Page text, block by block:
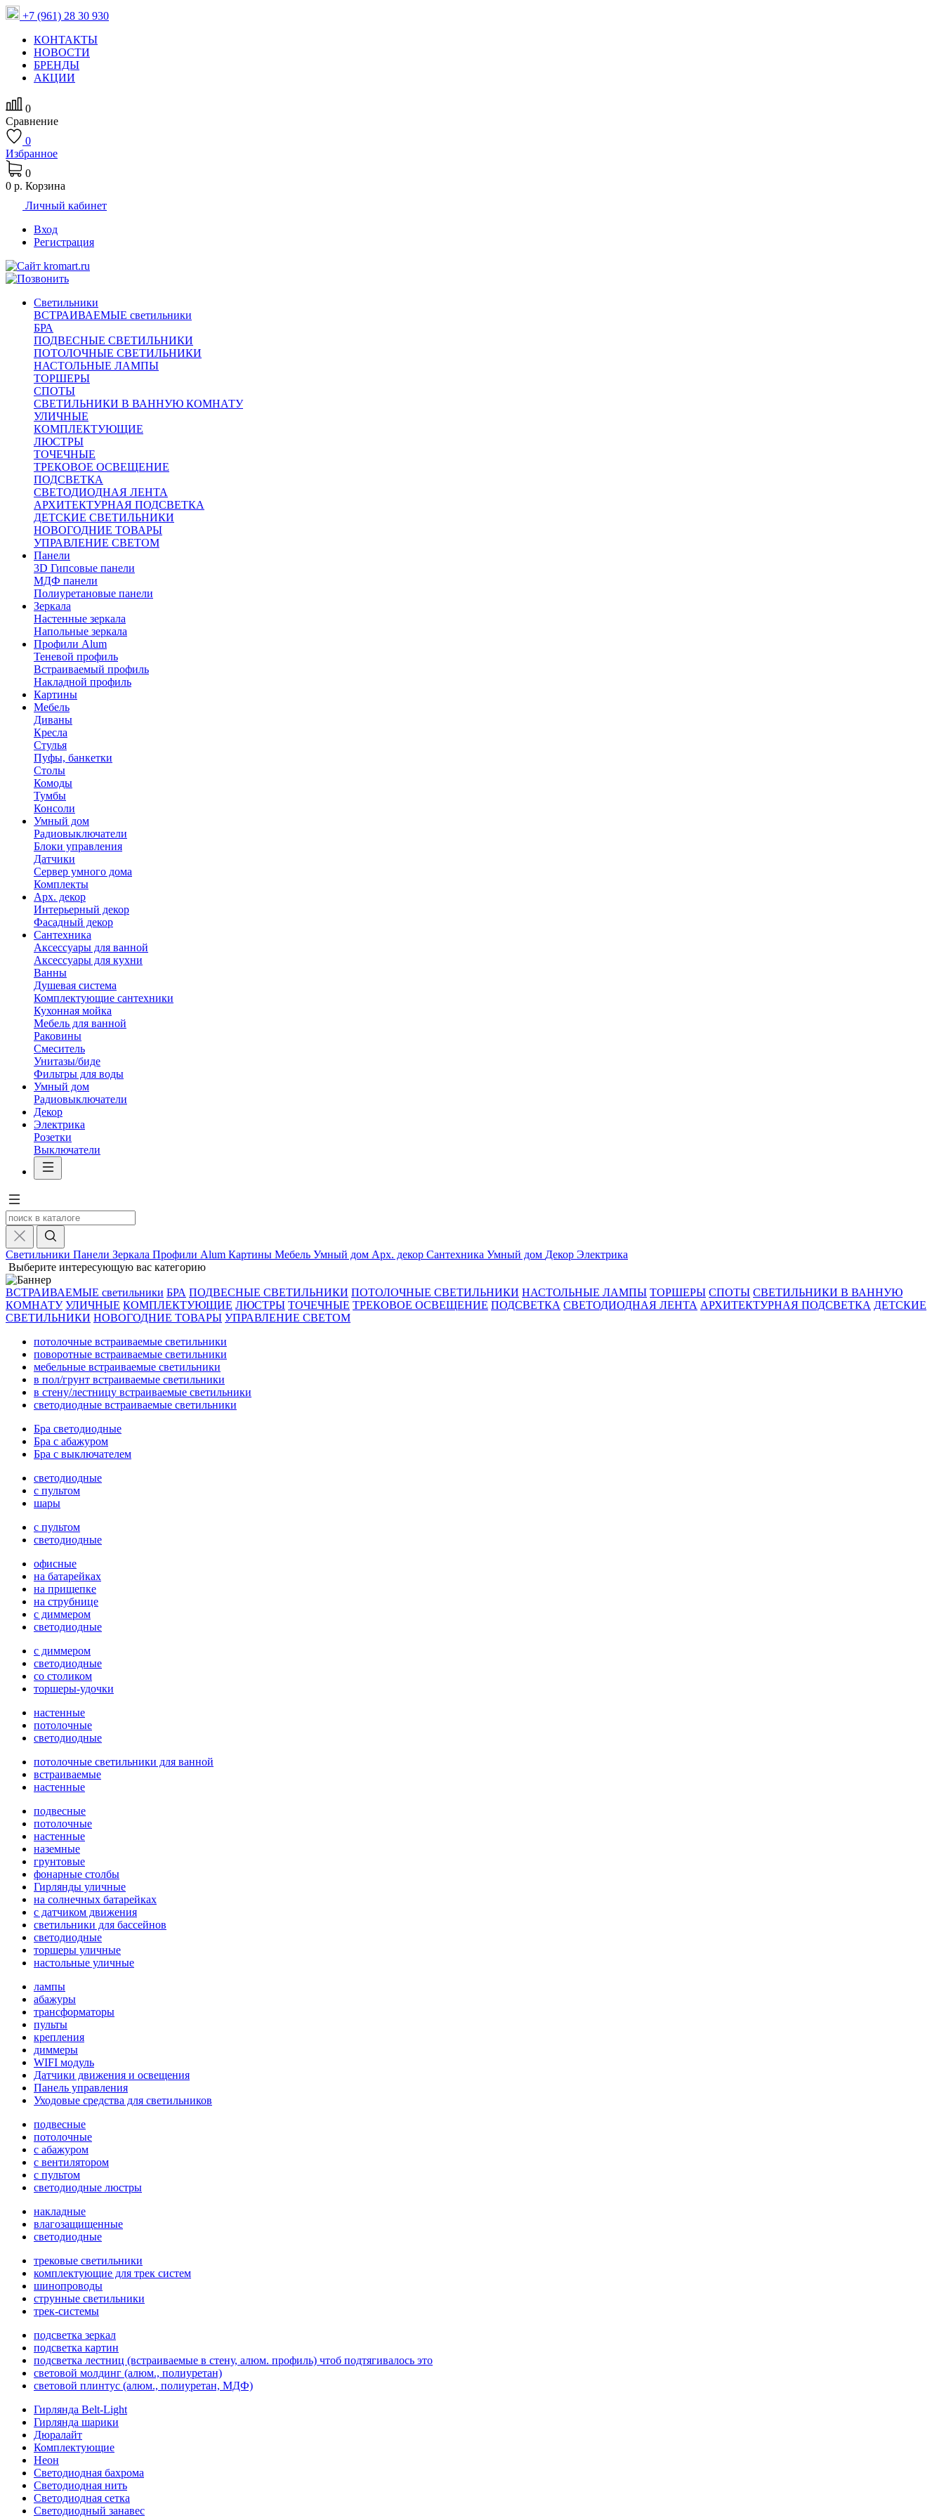
+7 (961) 28 30 930
КОНТАКТЫ
НОВОСТИ
БРЕНДЫ
АКЦИИ
0
Сравнение
0
Избранное
0
0 р. Корзина
Личный кабинет
Вход
Регистрация
Светильники
ВСТРАИВАЕМЫЕ светильники
БРА
ПОДВЕСНЫЕ СВЕТИЛЬНИКИ
ПОТОЛОЧНЫЕ СВЕТИЛЬНИКИ
НАСТОЛЬНЫЕ ЛАМПЫ
ТОРШЕРЫ
СПОТЫ
СВЕТИЛЬНИКИ В ВАННУЮ КОМНАТУ
УЛИЧНЫЕ
КОМПЛЕКТУЮЩИЕ
ЛЮСТРЫ
ТОЧЕЧНЫЕ
ТРЕКОВОЕ ОСВЕЩЕНИЕ
ПОДСВЕТКА
СВЕТОДИОДНАЯ ЛЕНТА
АРХИТЕКТУРНАЯ ПОДСВЕТКА
ДЕТСКИЕ СВЕТИЛЬНИКИ
НОВОГОДНИЕ ТОВАРЫ
УПРАВЛЕНИЕ СВЕТОМ
Панели
3D Гипсовые панели
МДФ панели
Полиуретановые панели
Зеркала
Настенные зеркала
Напольные зеркала
Профили Alum
Теневой профиль
Встраиваемый профиль
Накладной профиль
Картины
Мебель
Диваны
Кресла
Стулья
Пуфы, банкетки
Столы
Комоды
Тумбы
Консоли
Умный дом
Радиовыключатели
Блоки управления
Датчики
Сервер умного дома
Комплекты
Арх. декор
Интерьерный декор
Фасадный декор
Сантехника
Аксессуары для ванной
Аксессуары для кухни
Ванны
Душевая система
Комплектующие сантехники
Кухонная мойка
Мебель для ванной
Раковины
Смеситель
Унитазы/биде
Фильтры для воды
Умный дом
Радиовыключатели
Декор
Электрика
Розетки
Выключатели
Светильники Панели Зеркала Профили Alum Картины Мебель Умный дом Арх. декор Сантехника Умный дом Декор Электрика
Выберите интересующую вас категорию
ВСТРАИВАЕМЫЕ светильники БРА ПОДВЕСНЫЕ СВЕТИЛЬНИКИ ПОТОЛОЧНЫЕ СВЕТИЛЬНИКИ НАСТОЛЬНЫЕ ЛАМПЫ ТОРШЕРЫ СПОТЫ СВЕТИЛЬНИКИ В ВАННУЮ
КОМНАТУ УЛИЧНЫЕ КОМПЛЕКТУЮЩИЕ ЛЮСТРЫ ТОЧЕЧНЫЕ ТРЕКОВОЕ ОСВЕЩЕНИЕ ПОДСВЕТКА СВЕТОДИОДНАЯ ЛЕНТА АРХИТЕКТУРНАЯ ПОДСВЕТКА ДЕТСКИЕ
СВЕТИЛЬНИКИ НОВОГОДНИЕ ТОВАРЫ УПРАВЛЕНИЕ СВЕТОМ
потолочные встраиваемые светильники
поворотные встраиваемые светильники
мебельные встраиваемые светильники
в пол/грунт встраиваемые светильники
в стену/лестницу встраиваемые светильники
светодиодные встраиваемые светильники
Бра светодиодные
Бра с абажуром
Бра с выключателем
светодиодные
с пультом
шары
с пультом
светодиодные
офисные
на батарейках
на прищепке
на струбнице
с диммером
светодиодные
с диммером
светодиодные
со столиком
торшеры-удочки
настенные
потолочные
светодиодные
потолочные светильники для ванной
встраиваемые
настенные
подвесные
потолочные
настенные
наземные
грунтовые
фонарные столбы
Гирлянды уличные
на солнечных батарейках
с датчиком движения
светильники для бассейнов
светодиодные
торшеры уличные
настольные уличные
лампы
абажуры
трансформаторы
пульты
крепления
диммеры
WIFI модуль
Датчики движения и освещения
Панель управления
Уходовые средства для светильников
подвесные
потолочные
с абажуром
с вентилятором
с пультом
светодиодные люстры
накладные
влагозащищенные
светодиодные
трековые светильники
комплектующие для трек систем
шинопроводы
струнные светильники
трек-системы
подсветка зеркал
подсветка картин
подсветка лестниц (встраиваемые в стену, алюм. профиль) чтоб подтягивалось это
световой молдинг (алюм., полиуретан)
световой плинтус (алюм., полиуретан, МДФ)
Гирлянда Belt-Light
Гирлянда шарики
Дюралайт
Комплектующие
Неон
Светодиодная бахрома
Светодиодная нить
Светодиодная сетка
Светодиодный занавес